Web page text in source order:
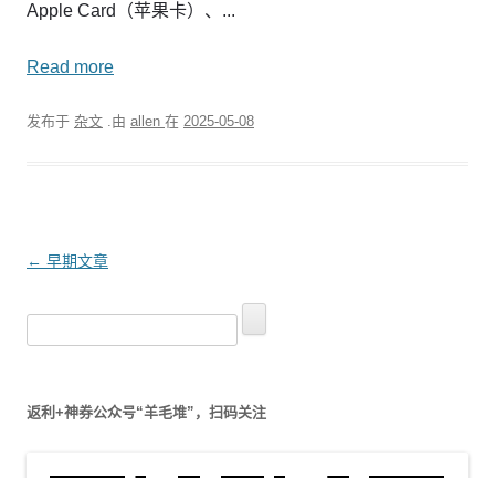
Apple Card（苹果卡）、...
Read more
发布于 杂文 .由 allen 在 2025-05-08
文
← 早期文章
搜
索
返利+神券公众号“羊毛堆”，扫码关注